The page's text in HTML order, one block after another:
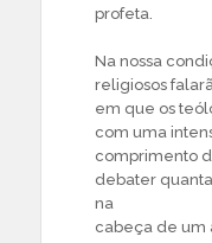
profeta.
Na nossa
religiosos
em que os
com uma
comprimento
debater
na
cabeça de um